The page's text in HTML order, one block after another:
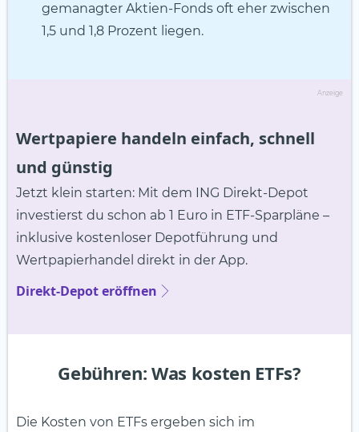
gemanagter Aktien-Fonds oft eher zwischen
1,5 und 1,8 Prozent liegen.
Anzeige
Wertpapiere handeln einfach, schnell
und günstig
Jetzt klein starten: Mit dem ING Direkt-Depot
investierst du schon ab 1 Euro in ETF-Sparpläne –
inklusive kostenloser Depotführung und
Wertpapierhandel direkt in der App.
Direkt-Depot eröffnen
Gebühren: Was kosten ETFs?
Die Kosten von ETFs ergeben sich im